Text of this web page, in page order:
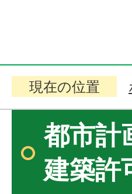
現在の位置
都市計
建築許